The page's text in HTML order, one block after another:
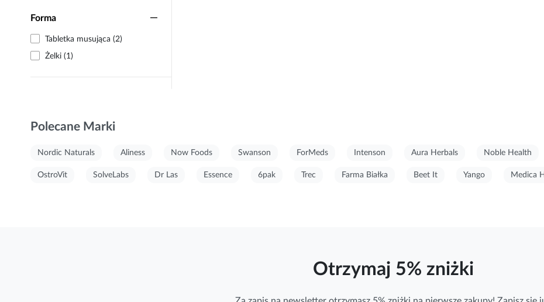
Forma
Tabletka musująca (2)
Żelki (1)
Polecane Marki
Nordic Naturals Aliness Now Foods Swanson ForMeds Intenson Aura Herbals Noble Health
OstroVit SolveLabs Dr Las Essence 6pak Trec Farma Białka Beet It Yango Medica
Otrzymaj 5% zniżki